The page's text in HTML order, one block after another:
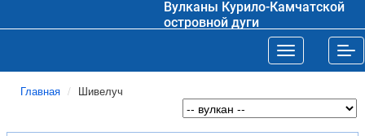
Вулканы Курило-Камчатской
островной дуги
Toggle
Главная Шивелуч